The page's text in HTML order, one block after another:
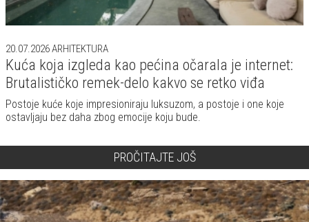
Rhoēs: Savremena vila na grčkom ostrvu koja prati